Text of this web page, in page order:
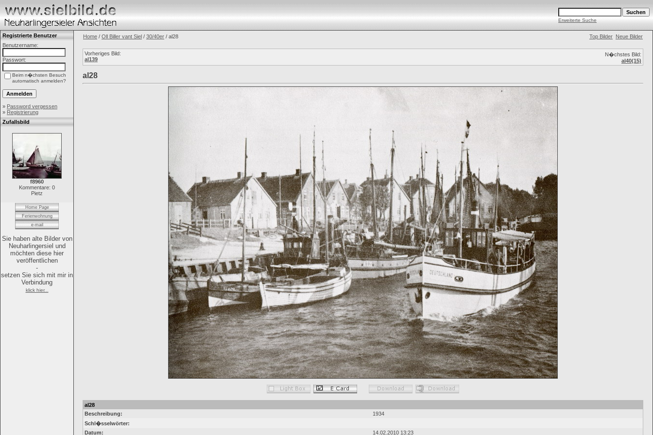
Erweiterte Suche
Registrierte Benutzer
Benutzername:
Passwort:
Beim n�chsten Besuch
automatisch anmelden?
» Password vergessen
» Registrierung
Zufallsbild
f8960
Kommentare: 0
Pietz
Home Page
Ferienwohnung
e-mail
Sie haben alte Bilder von
Neuharlingersiel und
möchten diese hier
veröffentlichen
-
setzen Sie sich mit mir in
Verbindung
klick hier...
Home / Oll Biller vant Siel / 30/40er / al28 Top Bilder Neue Bilder
Vorheriges Bild:
al139
N�chstes Bild:
al40(15)
al28
al28
Beschreibung:
1934
Schl�sselwörter:
Datum:
14.02.2010 13:23